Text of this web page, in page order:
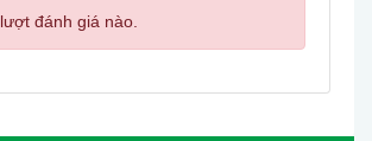
đánh giá nào.